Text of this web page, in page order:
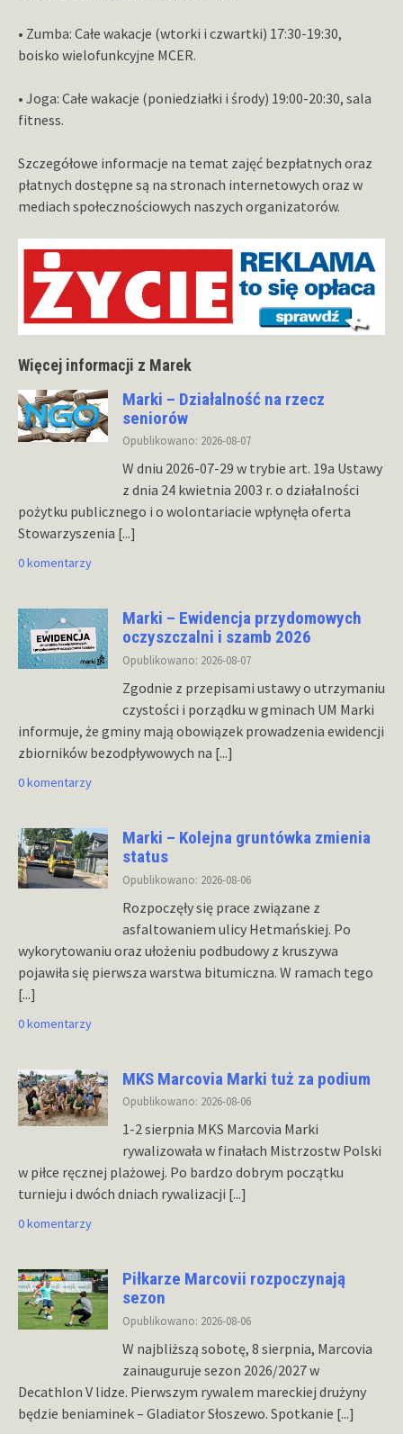
• Zumba: Całe wakacje (wtorki i czwartki) 17:30-19:30,
boisko wielofunkcyjne MCER.
• Joga: Całe wakacje (poniedziałki i środy) 19:00-20:30, sala
fitness.
Szczegółowe informacje na temat zajęć bezpłatnych oraz
płatnych dostępne są na stronach internetowych oraz w
mediach społecznościowych naszych organizatorów.
Więcej informacji z Marek
Marki – Działalność na rzecz
seniorów
Opublikowano: 2026-08-07
W dniu 2026-07-29 w trybie art. 19a Ustawy
z dnia 24 kwietnia 2003 r. o działalności
pożytku publicznego i o wolontariacie wpłynęła oferta
Stowarzyszenia [...]
0 komentarzy
Marki – Ewidencja przydomowych
oczyszczalni i szamb 2026
Opublikowano: 2026-08-07
Zgodnie z przepisami ustawy o utrzymaniu
czystości i porządku w gminach UM Marki
informuje, że gminy mają obowiązek prowadzenia ewidencji
zbiorników bezodpływowych na [...]
0 komentarzy
Marki – Kolejna gruntówka zmienia
status
Opublikowano: 2026-08-06
Rozpoczęły się prace związane z
asfaltowaniem ulicy Hetmańskiej. Po
wykorytowaniu oraz ułożeniu podbudowy z kruszywa
pojawiła się pierwsza warstwa bitumiczna. W ramach tego
[...]
0 komentarzy
MKS Marcovia Marki tuż za podium
Opublikowano: 2026-08-06
1-2 sierpnia MKS Marcovia Marki
rywalizowała w finałach Mistrzostw Polski
w piłce ręcznej plażowej. Po bardzo dobrym początku
turnieju i dwóch dniach rywalizacji [...]
0 komentarzy
Piłkarze Marcovii rozpoczynają
sezon
Opublikowano: 2026-08-06
W najbliższą sobotę, 8 sierpnia, Marcovia
zainauguruje sezon 2026/2027 w
Decathlon V lidze. Pierwszym rywalem mareckiej drużyny
będzie beniaminek – Gladiator Słoszewo. Spotkanie [...]